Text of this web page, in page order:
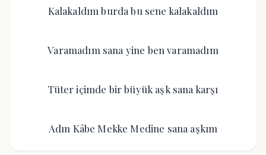
Kalakaldım burda bu sene kalakaldım
Varamadım sana yine ben varamadım
Tüter içimde bir büyük aşk sana karşı
Adın Kâbe Mekke Medine sana aşkım